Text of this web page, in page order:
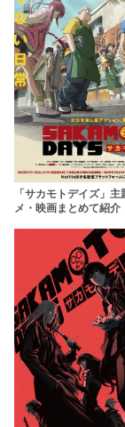
「サカモトデイズ」
メ・映画まとめて紹介